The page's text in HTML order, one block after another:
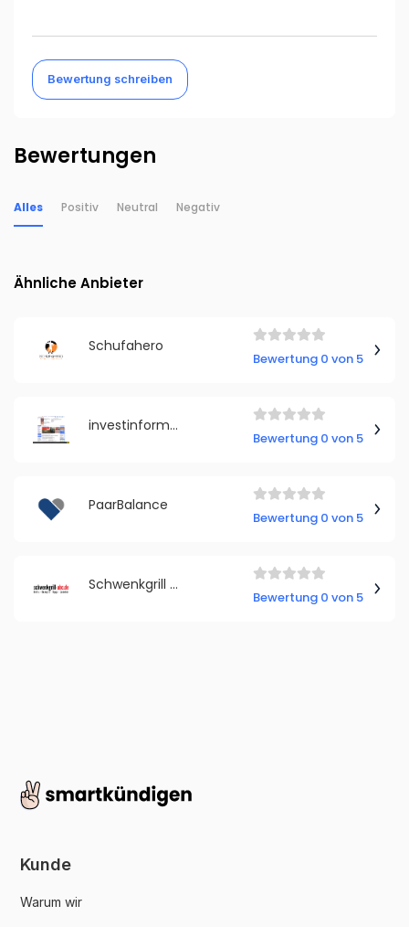
Bewertung schreiben
Bewertungen
Alles Positiv Neutral Negativ
Ähnliche Anbieter
Schufahero
Bewertung 0 von 5
investinformer.de
Bewertung 0 von 5
PaarBalance
Bewertung 0 von 5
Schwenkgrill Abc
Bewertung 0 von 5
Kunde
Warum wir